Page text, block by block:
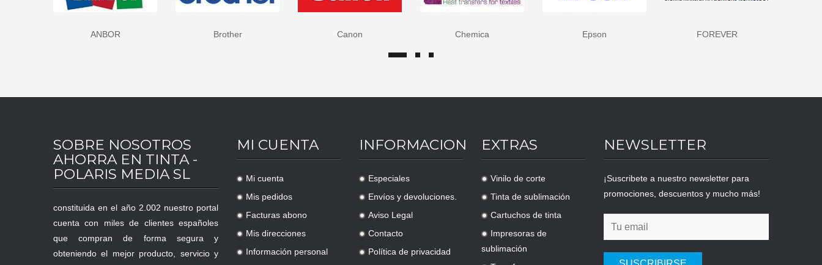
HP - Hewlett Packard
SOBRE NOSOTROS
AHORRA EN TINTA -
POLARIS MEDIA SL
constituida en el año 2.002 nuestro portal
cuenta con miles de clientes españoles
que compran de forma segura y
obteniendo el mejor producto, servicio y
MI CUENTA
.
Mi cuenta
.
Mis pedidos
.
Facturas abono
.
Mis direcciones
.
Información personal
INFORMACION
.
Especiales
.
Envíos y devoluciones.
.
Aviso Legal
.
Contacto
.
Política de privacidad
EXTRAS
.
Vinilo de corte
.
Tinta de sublimación
.
Cartuchos de tinta
.
Impresoras de
sublimación
NEWSLETTER
¡Suscribete a nuestro newsletter para
promociones, descuentos y mucho más!